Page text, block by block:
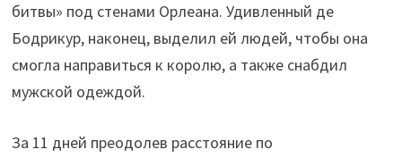
битвы» под стенами Орлеана. Удивленный де
Бодрикур, наконец, выделил ей людей, чтобы она
смогла направиться к королю, а также снабдил
мужской одеждой.
За 11 дней преодолев расстояние по